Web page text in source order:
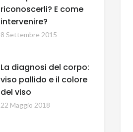
riconoscerli? E come
intervenire?
8 Settembre 2015
La diagnosi del corpo:
viso pallido e il colore
del viso
22 Maggio 2018